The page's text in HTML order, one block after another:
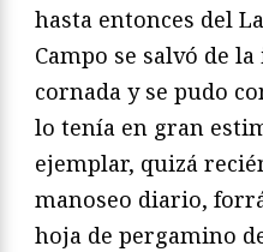
hasta entonces del
Campo se salvó de
cornada y se pudo
lo tenía en gran
ejemplar, quizá
manoseo diario,
hoja de pergamino